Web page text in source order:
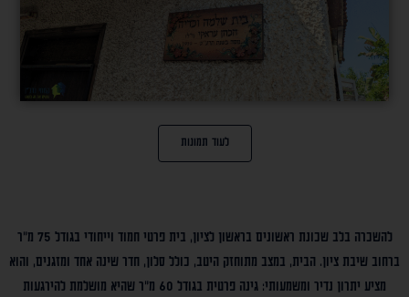
להשכרה בלב שכונת ראשונים בראשון לציון, בית פרטי חמוד וייחודי בגודל 75 מ”ר
ברחוב שיבת ציון. הבית, במצב מתוחזק היטב, כולל סלון, חדר שינה אחד ומזגנים, והוא
מציע יתרון נדיר ומשמעותי: גינה פרטית בגודל 60 מ”ר שהיא מושלמת להירגעות
לעוד תמונות